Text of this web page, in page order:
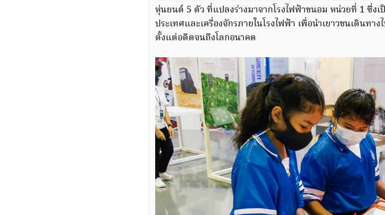
หุ่นยนต์ 5 ตัว ที่แปลงร่างมาจากโรงไฟฟ้าขนอม หน่วยที่ 1 ซึ่งเ
ประเทศและเครื่องจักรภายในโรงไฟฟ้า เพื่อนำเยาวชนเดินท
ตั้งแต่อดีตจนถึงโลกอนาคต